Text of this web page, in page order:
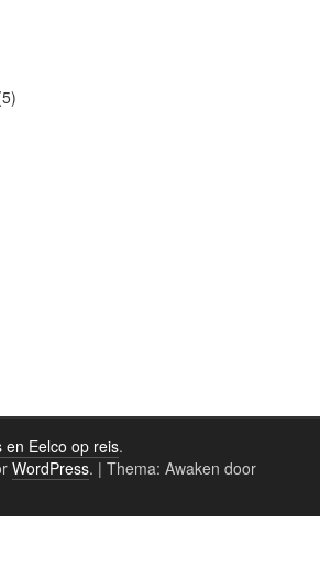
en Eelco op reis.
WordPress. | Thema: Awaken door